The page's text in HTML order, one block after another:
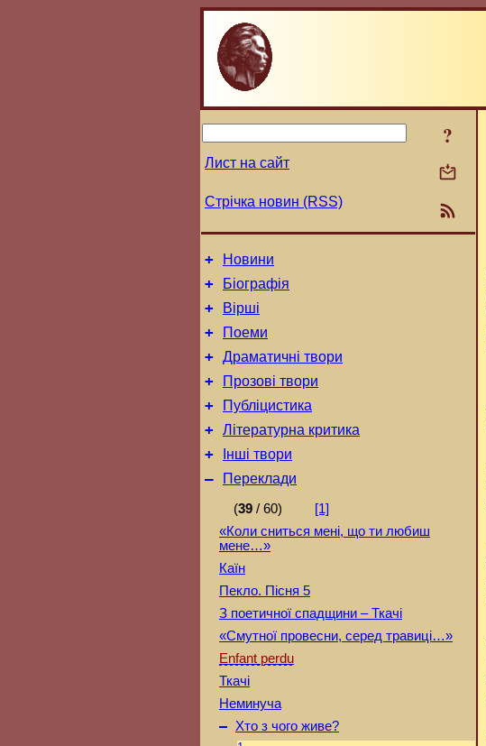
?
Лист на сайт
Стрічка новин (RSS)
+ Новини
+ Біографія
+ Вірші
+ Поеми
+ Драматичні твори
+ Прозові твори
+ Публіцистика
+ Літературна критика
+ Інші твори
– Переклади
(39 / 60)
[1]
«Коли сниться мені, що ти любиш
мене…»
Каїн
Пекло. Пісня 5
З поетичної спадщини – Ткачі
«Смутної провесни, серед травиці…»
Enfant perdu
Ткачі
Неминуча
– Хто з чого живе?